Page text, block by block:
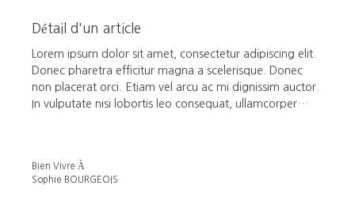
Détail d'un article
Lorem ipsum dolor sit amet, consectetur adipiscing elit.
Donec pharetra efficitur magna a scelerisque. Donec
non placerat orci. Etiam vel arcu ac mi dignissim auctor.
In vulputate nisi lobortis leo consequat, ullamcorper
rhoncus velit laoreet non.
Bien Vivre À
Sophie BOURGEOIS